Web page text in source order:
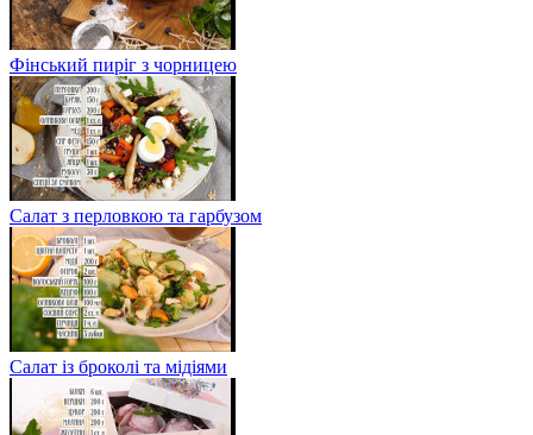
Фінський пиріг з чорницею
Салат з перловкою та гарбузом
Салат із броколі та мідіями